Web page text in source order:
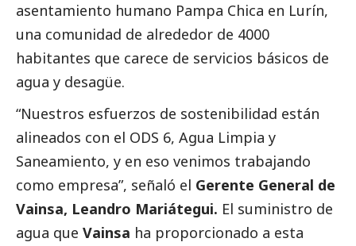
asentamiento humano Pampa Chica en Lurín,
una comunidad de alrededor de 4000
habitantes que carece de servicios básicos de
agua y desagüe.
“Nuestros esfuerzos de sostenibilidad están
alineados con el ODS 6, Agua Limpia y
Saneamiento, y en eso venimos trabajando
como empresa”, señaló el Gerente General de
Vainsa, Leandro Mariátegui. El suministro de
agua que Vainsa ha proporcionado a esta